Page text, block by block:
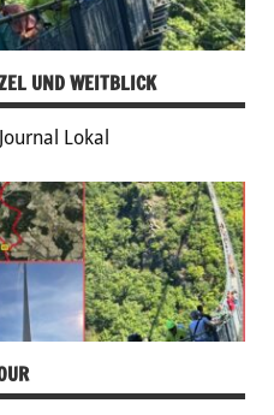
UND WEITBLICK
Lokal